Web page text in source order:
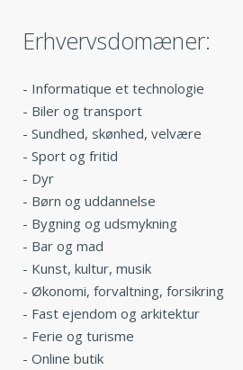
Erhvervsdomæner:
- Informatique et technologie
- Biler og transport
- Sundhed, skønhed, velvære
- Sport og fritid
- Dyr
- Børn og uddannelse
- Bygning og udsmykning
- Bar og mad
- Kunst, kultur, musik
- Økonomi, forvaltning, forsikring
- Fast ejendom og arkitektur
- Ferie og turisme
- Online butik